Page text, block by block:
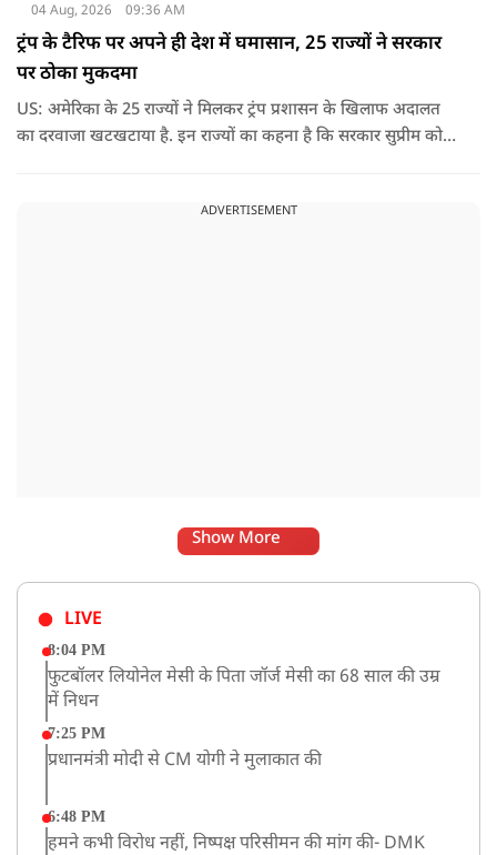
04 Aug, 2026 09:36 AM
ट्रंप के टैरिफ पर अपने ही देश में घमासान, 25 राज्यों ने सरकार
पर ठोका मुकदमा
US: अमेरिका के 25 राज्यों ने मिलकर ट्रंप प्रशासन के खिलाफ अदालत
का दरवाजा खटखटाया है. इन राज्यों का कहना है कि सरकार सुप्रीम कोर्ट
ADVERTISEMENT
Show More
LIVE
8:04 PM
फुटबॉलर लियोनेल मेसी के पिता जॉर्ज मेसी का 68 साल की उम्र
में निधन
7:25 PM
प्रधानमंत्री मोदी से CM योगी ने मुलाकात की
6:48 PM
हमने कभी विरोध नहीं, निष्पक्ष परिसीमन की मांग की- DMK